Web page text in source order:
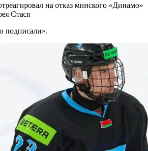
на отказ минского «Динамо»
Стася
подписали».